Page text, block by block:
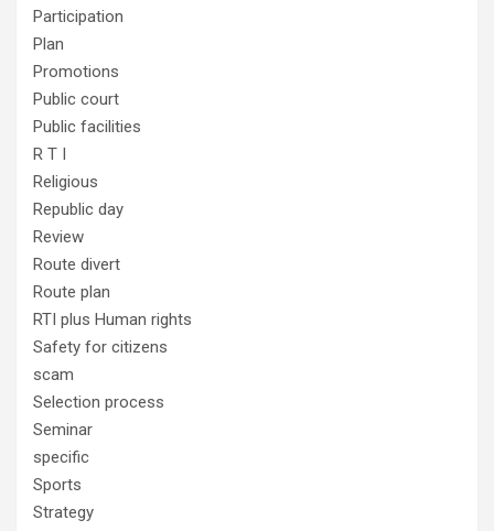
Participation
Plan
Promotions
Public court
Public facilities
R T I
Religious
Republic day
Review
Route divert
Route plan
RTI plus Human rights
Safety for citizens
scam
Selection process
Seminar
specific
Sports
Strategy